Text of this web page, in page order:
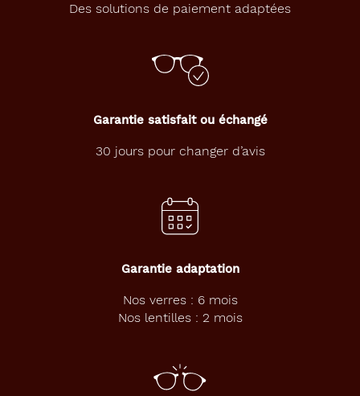
Des solutions de paiement adaptées
Garantie satisfait ou échangé
30 jours pour changer d’avis
Garantie adaptation
Nos verres : 6 mois
Nos lentilles : 2 mois